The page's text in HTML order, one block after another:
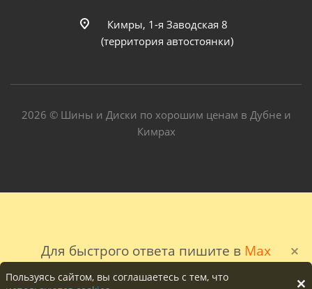
Для быстрого ответа пишите в Max
Кимры, 1-я Заводская 8
(территория автостоянки)
2026 © Шины и Диски по хорошим ценам в Дубне и
Кимрах
Пользуясь сайтом, вы соглашаетесь с тем, что